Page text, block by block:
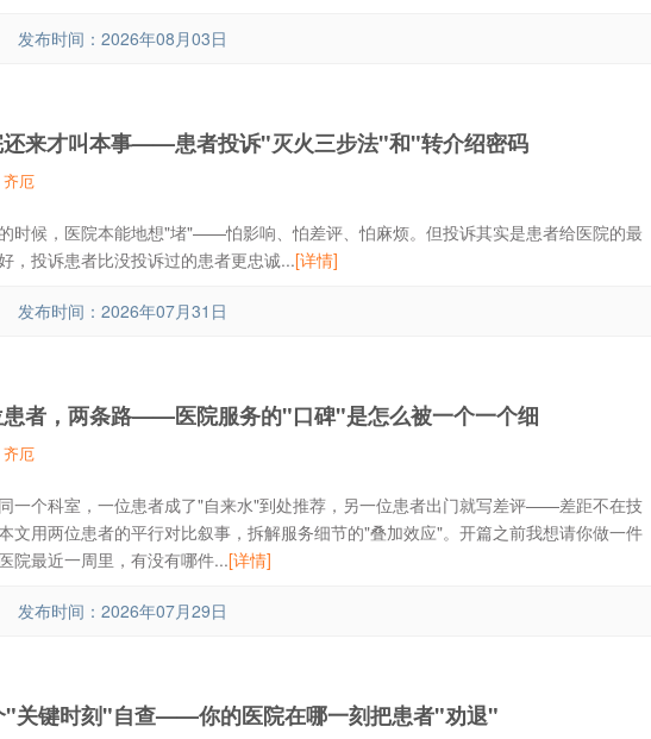
发布时间：2026年08月03日
来才叫本事——患者投诉"灭火三步法"和"转介绍密码
齐厄
候，医院本能地想"堵"——怕影响、怕差评、怕麻烦。但投诉其实是患者给医院的最
，投诉患者比没投诉过的患者更忠诚...[详情]
发布时间：2026年07月31日
者，两条路——医院服务的"口碑"是怎么被一个一个细
齐厄
一个科室，一位患者成了"自来水"到处推荐，另一位患者出门就写差评——差距不在技
文用两位患者的平行对比叙事，拆解服务细节的"叠加效应"。开篇之前我想请你做一件
院最近一周里，有没有哪件...[详情]
发布时间：2026年07月29日
"关键时刻"自查——你的医院在哪一刻把患者"劝退"